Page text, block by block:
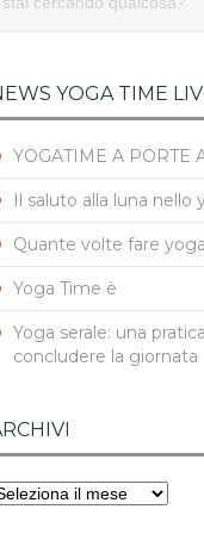
YOGA TIME
YOGATIME A PORTE
Il saluto alla luna nello
Quante volte fare
Yoga Time è
Yoga serale: una
concludere la giornata